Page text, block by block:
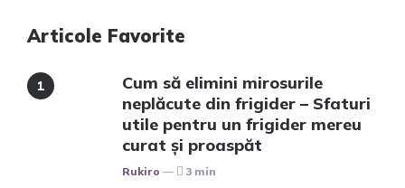
Articole Favorite
Cum să elimini mirosurile
neplăcute din frigider – Sfaturi
utile pentru un frigider mereu
curat și proaspăt
Posted
Rukiro 3 min